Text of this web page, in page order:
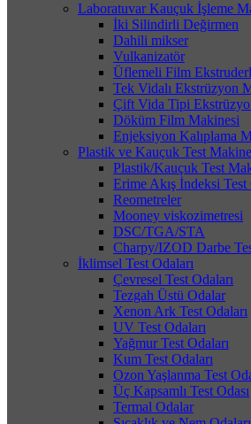
Laboratuvar Kauçuk İşleme
İki Silindirli Değirmen
Dahili mikser
Vulkanizatör
Üflemeli Film
Tek Vidalı Ekstrüzyon
Çift Vida Tipi
Döküm Film Makinesi
Enjeksiyon Kalıplama
Plastik ve Kauçuk Test
Plastik/Kauçuk Test
Erime Akış İndeksi Test
Reometreler
Mooney viskozimetresi
DSC/TGA/STA
Charpy/IZOD Darbe
İklimsel Test Odaları
Çevresel Test Odaları
Tezgah Üstü Odalar
Xenon Ark Test Odaları
UV Test Odaları
Yağmur Test Odaları
Kum Test Odaları
Ozon Yaşlanma Test
Üç Kapsamlı Test Odası
Termal Odalar